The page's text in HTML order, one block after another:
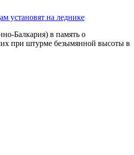
установят на леднике
Балкария) в память о
при штурме безымянной высоты в